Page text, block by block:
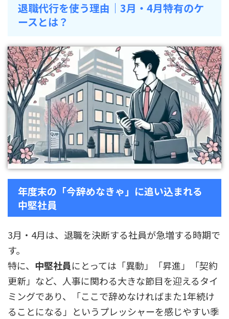
退職代行を使う理由｜3月・4月特有のケ
ースとは？
年度末の「今辞めなきゃ」に追い込まれる
中堅社員
3月・4月は、退職を決断する社員が急増する時期で
す。
特に、 中堅社員にとっては「異動」「昇進」「契約
更新」など、人事に関わる大きな節目を迎えるタイ
ミングであり、「ここで辞めなければまた1年続け
ることになる」というプレッシャーを感じやすい季